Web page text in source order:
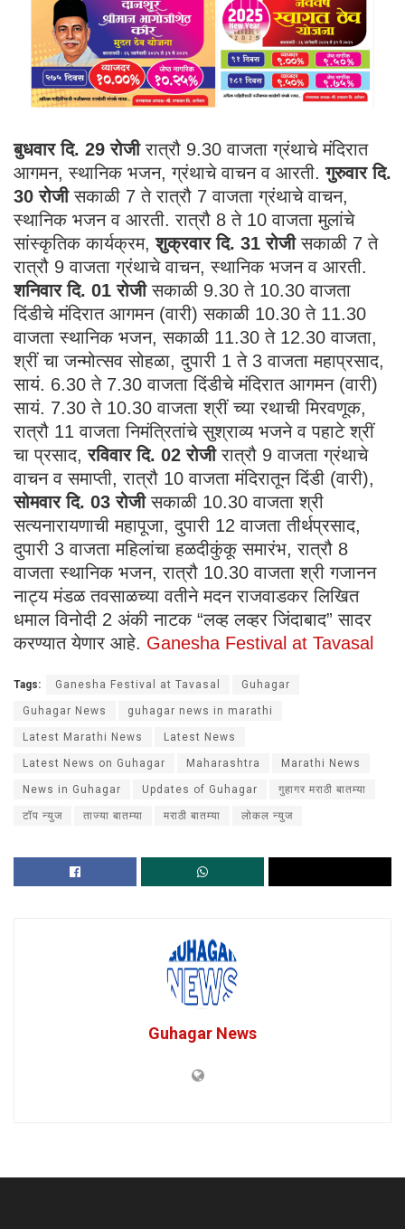
बुधवार दि. 29 रोजीरात्रौ 9.30 वाजता ग्रंथाचे मंदिरात
आगमन, स्थानिक भजन, ग्रंथाचे वाचन व आरती.गुरुवार दि.
30 रोजीसकाळी 7 ते रात्रौ 7 वाजता ग्रंथाचे वाचन,
स्थानिक भजन व आरती. रात्रौ 8 ते 10 वाजता मुलांचे
सांस्कृतिक कार्यक्रम,शुक्रवार दि. 31 रोजीसकाळी 7 ते
रात्रौ 9 वाजता ग्रंथाचे वाचन, स्थानिक भजन व आरती.
शनिवार दि. 01 रोजीसकाळी 9.30 ते 10.30 वाजता
दिंडीचे मंदिरात आगमन (वारी) सकाळी 10.30 ते 11.30
वाजता स्थानिक भजन, सकाळी 11.30 ते 12.30 वाजता,
श्रीं चा जन्मोत्सव सोहळा, दुपारी 1 ते 3 वाजता महाप्रसाद,
सायं. 6.30 ते 7.30 वाजता दिंडीचे मंदिरात आगमन (वारी)
सायं. 7.30 ते 10.30 वाजता श्रीं च्या रथाची मिरवणूक,
रात्रौ 11 वाजता निमंत्रितांचे सुश्राव्य भजने व पहाटे श्रीं
चा प्रसाद,रविवार दि. 02 रोजीरात्रौ 9 वाजता ग्रंथाचे
वाचन व समाप्ती, रात्रौ 10 वाजता मंदिरातून दिंडी (वारी),
सोमवार दि. 03 रोजीसकाळी 10.30 वाजता श्री
सत्यनारायणाची महापूजा, दुपारी 12 वाजता तीर्थप्रसाद,
दुपारी 3 वाजता महिलांचा हळदीकुंकू समारंभ, रात्रौ 8
वाजता स्थानिक भजन, रात्रौ 10.30 वाजता श्री गजानन
नाट्य मंडळ तवसाळच्या वतीने मदन राजवाडकर लिखित
धमाल विनोदी 2 अंकी नाटक “लव्ह लव्हर जिंदाबाद” सादर
करण्यात येणार आहे. Ganesha Festival at Tavasal
Tags: Ganesha Festival at Tavasal Guhagar
Guhagar News guhagar news in marathi
Latest Marathi News Latest News
Latest News on Guhagar Maharashtra Marathi News
News in Guhagar Updates of Guhagar गुहागर मराठी बातम्या
टॉप न्युज ताज्या बातम्या मराठी बातम्या लोकल न्युज
Guhagar News